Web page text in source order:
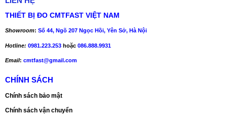
THIẾT BỊ ĐO CMTFAST VIỆT NAM
Showroom: Số 44, Ngõ 207 Ngọc Hồi, Yên Sở, Hà Nội
Hotline: 0981.223.253 hoặc086.888.9931
Email: cmtfast@gmail.com
CHÍNH SÁCH
Chính sách bảo mật
Chính sách vận chuyển